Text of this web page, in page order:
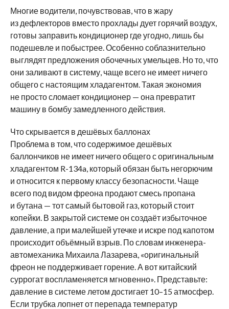
Многие водители, почувствовав, что в жару
из дефлекторов вместо прохлады дует горячий воздух,
готовы заправить кондиционер где угодно, лишь бы
подешевле и побыстрее. Особенно соблазнительно
выглядят предложения обочечных умельцев. Но то, что
они заливают в систему, чаще всего не имеет ничего
общего с настоящим хладагентом. Такая экономия
не просто сломает кондиционер — она превратит
машину в бомбу замедленного действия.
Что скрывается в дешёвых баллонах
Проблема в том, что содержимое дешёвых
баллончиков не имеет ничего общего с оригинальным
хладагентом R-134a, который обязан быть негорючим
и относится к первому классу безопасности. Чаще
всего под видом фреона продают смесь пропана
и бутана — тот самый бытовой газ, который стоит
копейки. В закрытой системе он создаёт избыточное
давление, а при малейшей утечке и искре под капотом
происходит объёмный взрыв. По словам инженера-
автомеханика Михаила Лазарева, «оригинальный
фреон не поддерживает горение. А вот китайский
суррогат воспламеняется мгновенно». Представьте:
давление в системе летом достигает 10–15 атмосфер.
Если трубка лопнет от перепада температур